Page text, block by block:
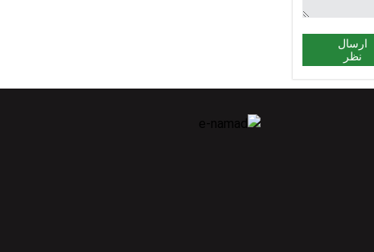
ارسال
نظر